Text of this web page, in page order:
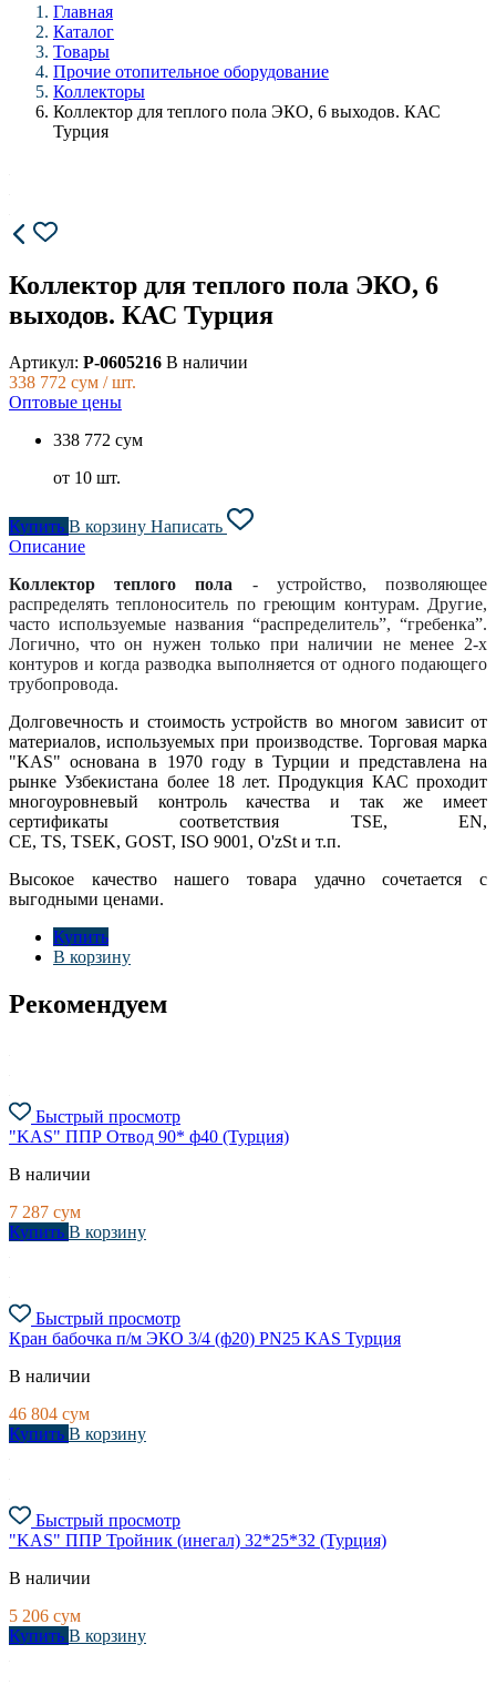
Главная
Каталог
Товары
Прочие отопительное оборудование
Коллекторы
Коллектор для теплого пола ЭКО, 6 выходов. КАС
Турция
Коллектор для теплого пола ЭКО, 6
выходов. КАС Турция
Артикул: P-0605216 В наличии
338 772 сум / шт.
Оптовые цены
338 772 сум
от 10 шт.
Купить В корзину Написать
Описание
Коллектор теплого пола - устройство, позволяющее
распределять теплоноситель по греющим контурам. Другие,
часто используемые названия “распределитель”, “гребенка”.
Логично, что он нужен только при наличии не менее 2-х
контуров и когда разводка выполняется от одного подающего
трубопровода.
Долговечность и стоимость устройств во многом зависит от
материалов, используемых при производстве. Торговая марка
"KAS" основана в 1970 году в Турции и представлена на
рынке Узбекистана более 18 лет. Продукция КАС проходит
многоуровневый контроль качества и так же имеет
сертификаты соответствия TSE, EN,
CE, TS, TSEK, GOST, ISO 9001, O'zSt и т.п.
Высокое качество нашего товара удачно сочетается с
выгодными ценами.
Купить
В корзину
Рекомендуем
Быстрый просмотр
"KAS" ППР Отвод 90* ф40 (Турция)
В наличии
7 287 сум
Купить В корзину
Быстрый просмотр
Кран бабочка п/м ЭКО 3/4 (ф20) PN25 KAS Турция
В наличии
46 804 сум
Купить В корзину
Быстрый просмотр
"KAS" ППР Тройник (инегал) 32*25*32 (Турция)
В наличии
5 206 сум
Купить В корзину